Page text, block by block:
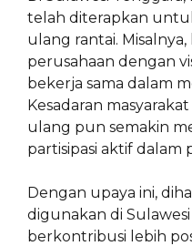
telah diterapkan
ulang rantai.
perusahaan dengan
bekerja sama dalam
Kesadaran
ulang pun semakin
partisipasi aktif dalam
Dengan upaya ini,
digunakan di
berkontribusi lebih